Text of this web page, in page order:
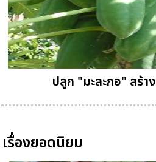
ปลูก "มะละกอ" สร้า
เรื่องยอดนิยม